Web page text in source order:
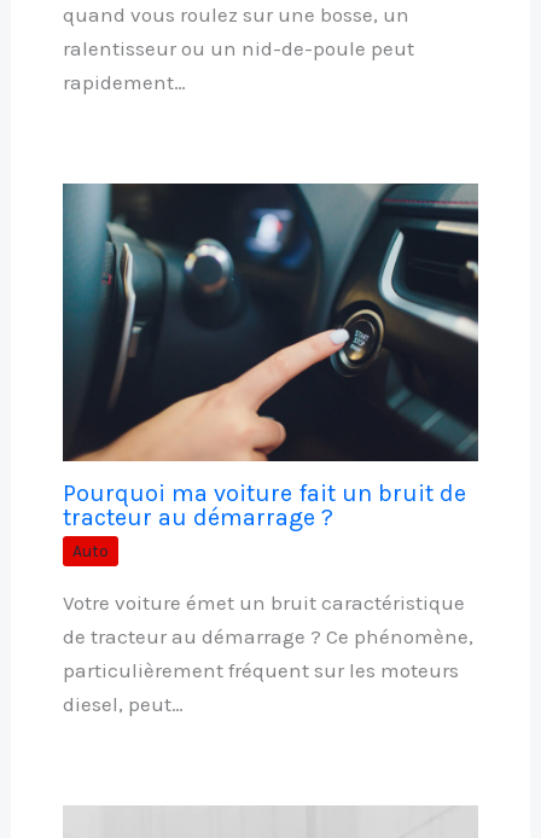
quand vous roulez sur une bosse, un
ralentisseur ou un nid-de-poule peut
rapidement…
Pourquoi ma voiture fait un bruit de
tracteur au démarrage ?
Auto
Votre voiture émet un bruit caractéristique
de tracteur au démarrage ? Ce phénomène,
particulièrement fréquent sur les moteurs
diesel, peut…